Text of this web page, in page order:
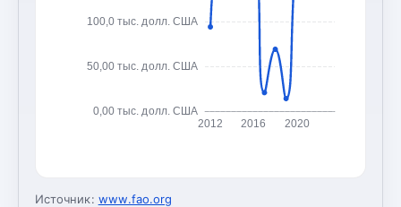
0,00 тыс. долл. США
50,00 тыс. долл. США
100,0 тыс. долл. США
2012 2016 2020
Источник: www.fao.org